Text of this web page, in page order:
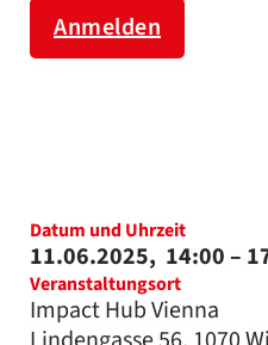
Anmelden
Datum und Uhrzeit
11.06.2025, 14:00–
Veranstaltungsort
Impact Hub Vienna